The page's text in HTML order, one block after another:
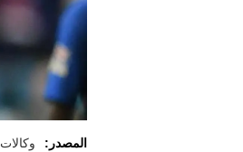
المصدر: وكالات